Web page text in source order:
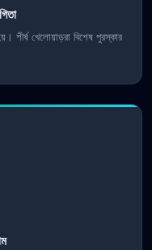
শীর্ষ খেলোয়াড়রা বিশেষ পুরস্কার